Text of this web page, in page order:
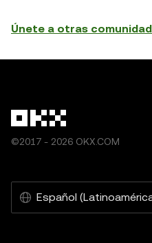
Únete a otras
©2017 - 2026 OKX.COM
Español